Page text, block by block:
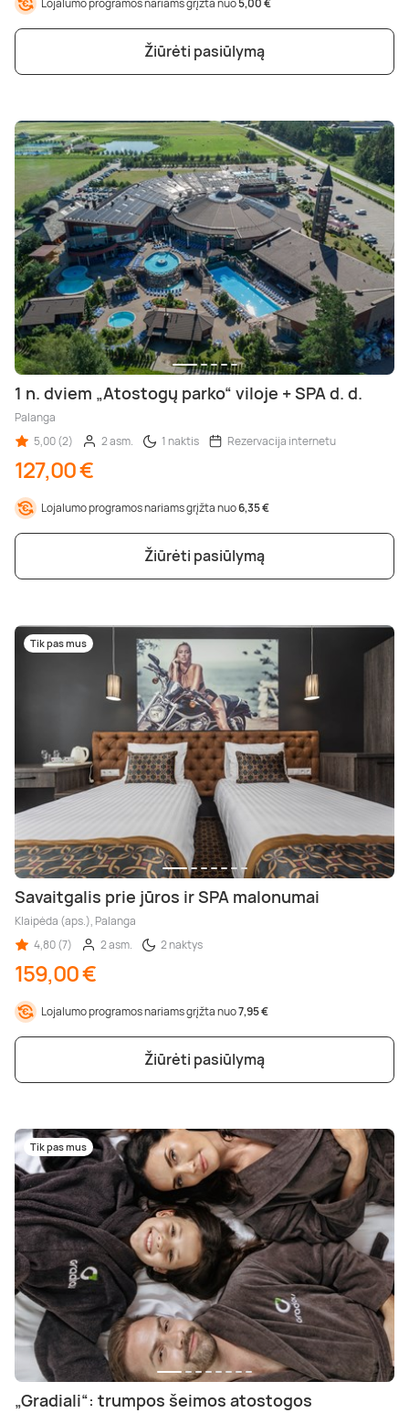
Lojalumo programos nariams grįžta nuo5,00 €
Žiūrėti pasiūlymą
1 n. dviem „Atostogų parko“ viloje + SPA d. d.
Palanga
5,00 (2)
2 asm. 1 naktis Rezervacija internetu
127,00 €
Lojalumo programos nariams grįžta nuo6,35 €
Žiūrėti pasiūlymą
Tik pas mus
Savaitgalis prie jūros ir SPA malonumai
Klaipėda (aps.), Palanga
4,80 (7)
2 asm. 2 naktys
159,00 €
Lojalumo programos nariams grįžta nuo7,95 €
Žiūrėti pasiūlymą
Tik pas mus
„Gradiali“: trumpos šeimos atostogos